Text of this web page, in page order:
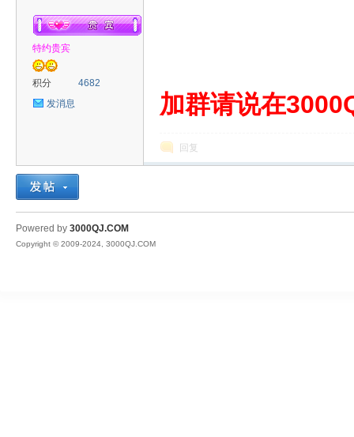
特约贵宾
积分
4682
发消息
加群请说在
回复
Powered by 3000QJ.COM
Copyright © 2009-2024, 3000QJ.COM